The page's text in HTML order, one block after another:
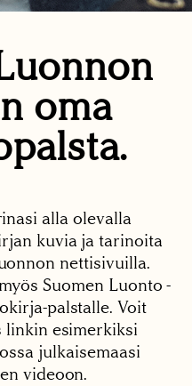
oma
alla olevalla
kuvia ja tarinoita
nettisivuilla.
Suomen Luonto -
palstalle. Voit
linkin esimerkiksi
julkaisemaasi
videoon.